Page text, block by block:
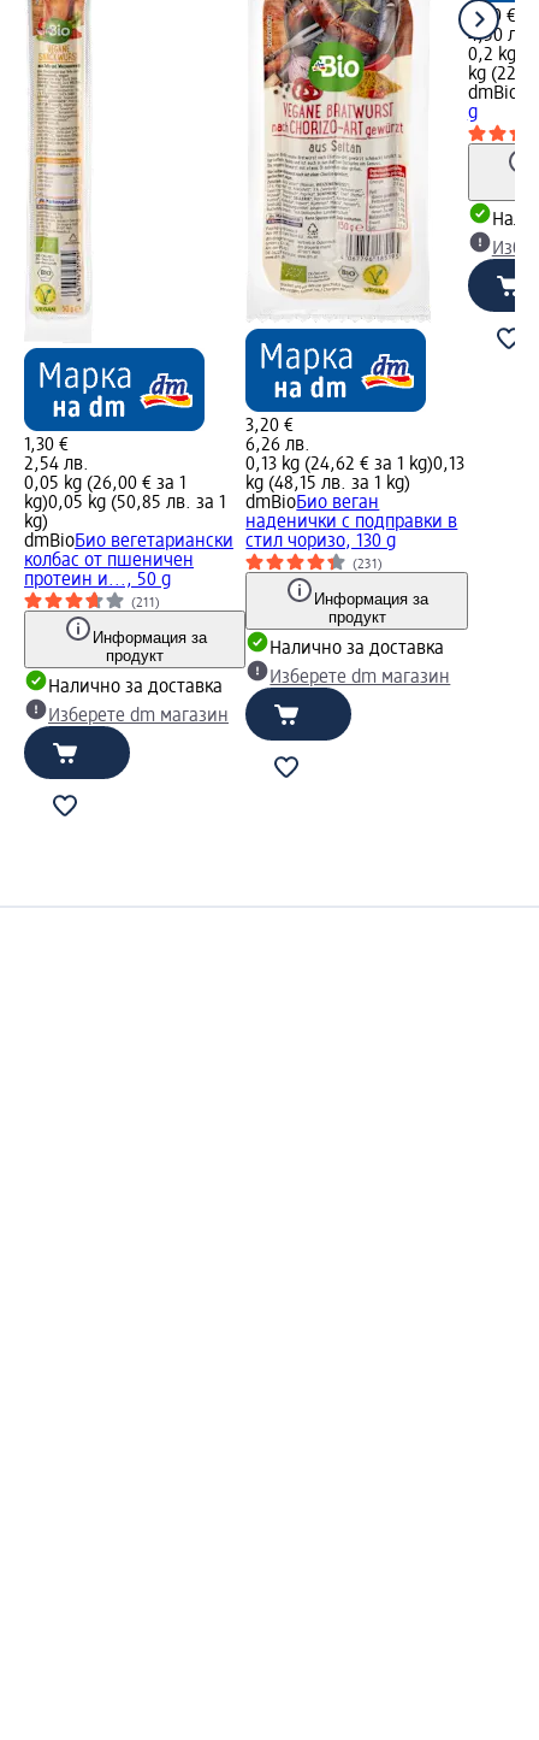
1,30 €
2,54 лв.
0,05 kg (26,00 € за 1
kg)0,05 kg (50,85 лв. за 1
kg)
dmBioБио вегетариански
колбас от пшеничен
протеин и..., 50 g
(211)
Информация за
продукт
Налично за доставка
Изберете dm магазин
3,20 €
6,26 лв.
0,13 kg (24,62 € за 1 kg)0,13
kg (48,15 лв. за 1 kg)
dmBioБио веган
наденички с подправки в
стил чоризо, 130 g
(231)
Информация за
продукт
Налично за доставка
Изберете dm магазин
2,30 €
4,50 лв.
0,2 kg
kg
dmBio
g